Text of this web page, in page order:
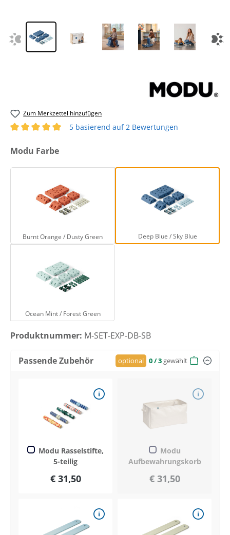
Zum Merkzettel hinzufügen
5 basierend auf 2 Bewertungen
auswählen
Modu Farbe
Burnt Orange / Dusty Green
Burnt Orange / Dusty Green
Deep Blue / Sky Blue
Deep Blue / Sky
Ocean Mint / Forest Green
Ocean Mint / Forest Green
Produktnummer: M-SET-EXP-DB-SB
Passende Zubehör optional 0/ 3 gewählt
Modu Rasselstifte,
5-teilig
€ 31,50
Modu
Aufbewahrungskorb
€ 31,50